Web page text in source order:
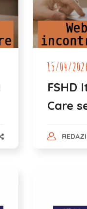
15/04/
FSHD
Care